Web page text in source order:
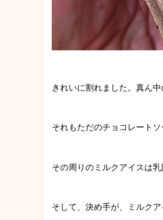
きれいに割れました。真ん
それもただのチョコレート
その周りのミルクアイスは
そして、決め手が、ミルク